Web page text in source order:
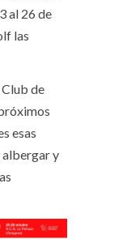
al 26 de
las
Club de
esas
albergar y